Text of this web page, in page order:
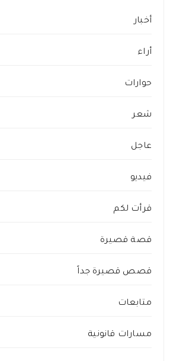
أخبار
أراء
حوارات
شعر
عاجل
فيديو
قرأت لكم
قصة قصيرة
قصص قصيرة جداً
متابعات
مسارات قانونية